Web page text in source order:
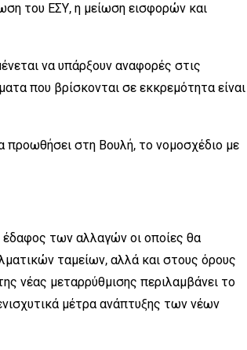
του ΕΣΥ, η μείωση εισφορών και
να υπάρξουν αναφορές στις
που βρίσκονται σε εκκρεμότητα είναι
στη Βουλή, το νομοσχέδιο με
έδαφος των αλλαγών οι οποίες θα
ταμείων, αλλά και στους όρους
νέας μεταρρύθμισης περιλαμβάνει το
μέτρα ανάπτυξης των νέων